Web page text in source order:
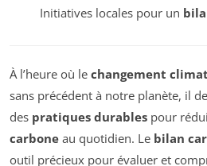
Initiatives locales pour un
À l’heure où le changement
sans précédent à notre planète, il
des pratiques durables pour
carbone au quotidien. Le bilan
outil précieux pour évaluer et